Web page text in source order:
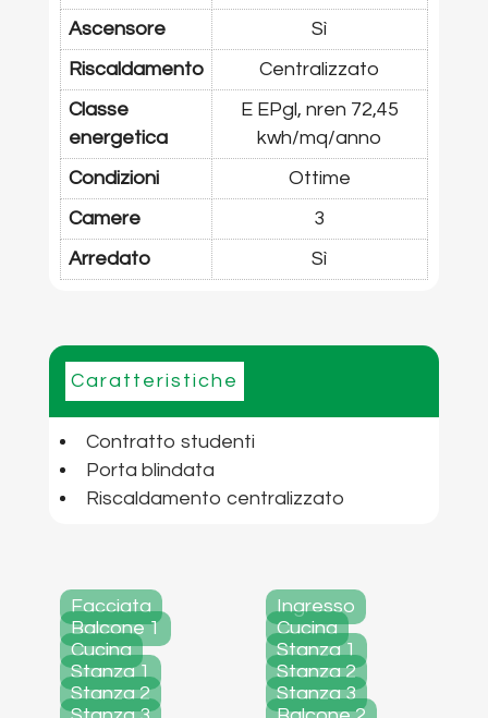
Ascensore
Sì
Riscaldamento
Centralizzato
Classe
energetica
E EPgl, nren 72,45
kwh/mq/anno
Condizioni
Ottime
Camere
3
Arredato
Sì
Caratteristiche
Contratto studenti
Porta blindata
Riscaldamento centralizzato
Facciata
Ingresso
Balcone 1
Cucina
Cucina
Stanza 1
Stanza 1
Stanza 2
Stanza 2
Stanza 3